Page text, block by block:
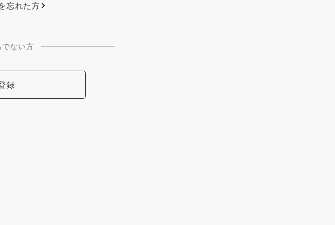
忘れた方
ない方
録